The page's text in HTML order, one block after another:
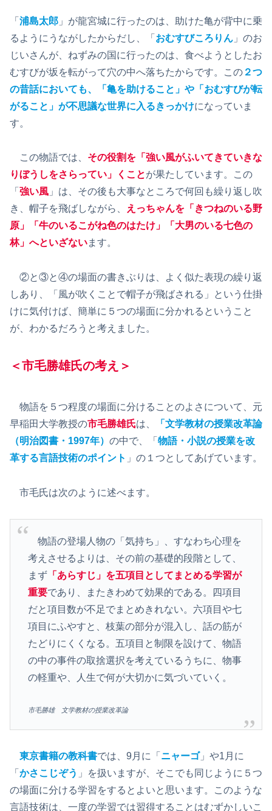
「 浦島太郎 」が龍宮城に行ったのは、助けた亀が背中に乗
るようにうながしたからだし、「 おむすびころりん 」のお
じいさんが、ねずみの国に行ったのは、食べようとしたお
むすびが坂を転がって穴の中へ落ちたからです。この ２つ
の昔話においても、「亀を助けること」や「おむすびが転
がること」が不思議な世界に入るきっかけになっていま
す。
この物語では、 その役割を「強い風がふいてきていきな
りぼうしをさらってい」くことが果たしています。この
「 強い風 」は、その後も大事なところで何回も繰り返し吹
き、帽子を飛ばしながら、
えっちゃんを「きつねのいる野
原」「牛のいるこがね色のはたけ」「大男のいる七色の
林」へといざないます。
②と③と④の場面の書きぶりは、よく似た表現の繰り返
しあり、「風が吹くことで帽子が飛ばされる」という仕掛
けに気付けば、簡単に５つの場面に分かれるということ
が、わかるだろうと考えました。
＜市毛勝雄氏の考え＞
物語を５つ程度の場面に分けることのよさについて、元
早稲田大学教授の市毛勝雄氏は、
「文学教材の授業改革論
（明治図書・1997年） の中で、「 物語・小説の授業を改
革する言語技術のポイント 」の１つとしてあげています。
市毛氏は次のように述べます。
物語の登場人物の「気持ち」、すなわち心理を
考えさせるよりは、その前の基礎的段階として、
まず「あらすじ」を五項目としてまとめる学習が
重要であり、またきわめて効果的である。四項目
だと項目数が不足でまとめきれない。六項目や七
項目にふやすと、枝葉の部分が混入し、話の筋が
たどりにくくなる。五項目と制限を設けて、物語
の中の事件の取捨選択を考えているうちに、物事
の軽重や、人生で何が大切かに気づいていく。
市毛勝雄 文学教材の授業改革論
東京書籍の教科書では、9月に「 ニャーゴ」や1月に
「 かさこじぞう 」を扱いますが、そこでも同じように５つ
の場面に分ける学習をするとよいと思います。このような
言語技術は、一度の学習では習得することはむずかしいこ